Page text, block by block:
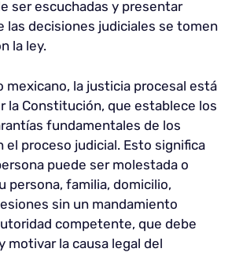
ser escuchadas y presentar
las decisiones judiciales se tomen
la ley.
mexicano, la justicia procesal está
la Constitución, que establece los
fundamentales de los
el proceso judicial. Esto significa
puede ser molestada o
persona, familia, domicilio,
sin un mandamiento
competente, que debe
motivar la causa legal del